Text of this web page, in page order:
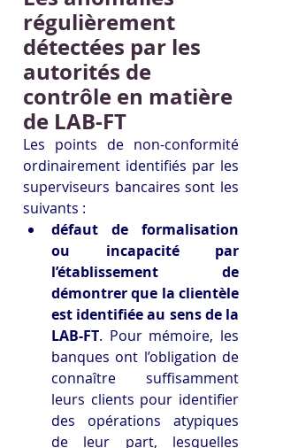
régulièrement
détectées par les
autorités de
contrôle en matière
de LAB-FT
Les points de non-conformité
ordinairement identifiés par les
superviseurs bancaires sont les
suivants :
défaut de formalisation
ou incapacité par
l’établissement de
démontrer que la clientèle
est identifiée au sens de la
LAB-FT. Pour mémoire, les
banques ont l’obligation de
connaître suffisamment
leurs clients pour identifier
des opérations atypiques
de leur part, lesquelles